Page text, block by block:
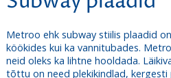
Metroo ehk subway stiilis plaadid
köökides kui ka vannitubades.
neid oleks ka lihtne hooldada.
tõttu on need plekikindlad, kergesti